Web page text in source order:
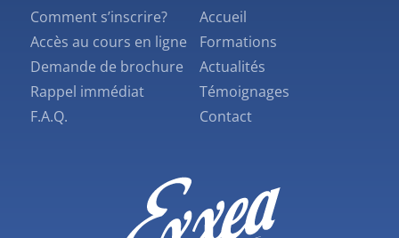
Comment s’inscrire?
Accès au cours en ligne
Demande de brochure
Rappel immédiat
F.A.Q.
Accueil
Formations
Actualités
Témoignages
Contact